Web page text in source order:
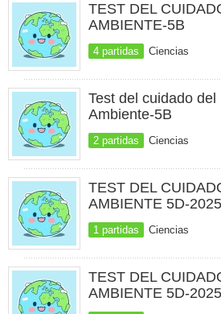
TEST DEL
AMBIENTE-5B
4 partidas Ciencias
Test del cuidado del
Ambiente-5B
2 partidas Ciencias
TEST DEL
AMBIENTE 5D-
1 partidas Ciencias
TEST DEL
AMBIENTE 5D-2025